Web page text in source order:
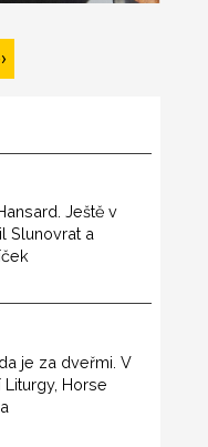
Ještě v
Slunovrat a
je za dveřmi. V
Liturgy, Horse